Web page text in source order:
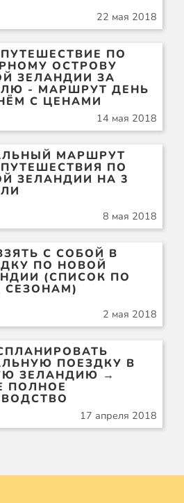
22 мая 2018
ПО
ОСТРОВУ
ЗЕЛАНДИИ ЗА
- МАРШРУТ ДЕНЬ
С ЦЕНАМИ
14 мая 2018
МАРШРУТ
ПО
ЗЕЛАНДИИ НА 3
8 мая 2018
С СОБОЙ В
ПО НОВОЙ
(СПИСОК ПО
СЕЗОНАМ)
2 мая 2018
ПОЕЗДКУ В
ЗЕЛАНДИЮ →
ПОЛНОЕ
17 апреля 2018